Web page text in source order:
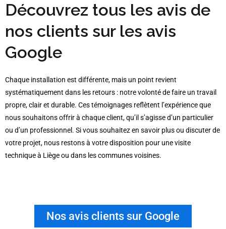
Découvrez tous les avis de
nos clients sur les avis
Google
Chaque installation est différente, mais un point revient
systématiquement dans les retours : notre volonté de faire un travail
propre, clair et durable. Ces témoignages reflètent l’expérience que
nous souhaitons offrir à chaque client, qu’il s’agisse d’un particulier
ou d’un professionnel. Si vous souhaitez en savoir plus ou discuter de
votre projet, nous restons à votre disposition pour une visite
technique à Liège ou dans les communes voisines.
Nos avis clients sur Google